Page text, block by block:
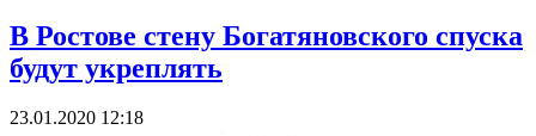
В Ростове стену Богатяновского спуска
будут укреплять
23.01.2020 12:18